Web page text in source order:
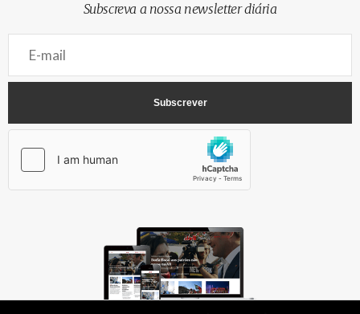
Subscreva a nossa newsletter diária